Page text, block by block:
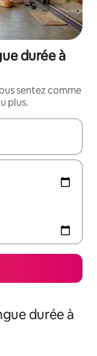
durée à
sentez comme
plus.
les flèches vers le
durée à